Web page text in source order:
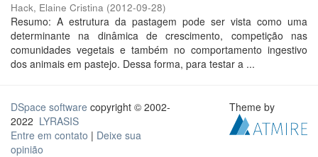
Hack, Elaine Cristina (2012-09-28)
Resumo: A estrutura da pastagem pode ser vista como uma
determinante na dinâmica de crescimento, competição nas
comunidades vegetais e também no comportamento ingestivo
dos animais em pastejo. Dessa forma, para testar a ...
DSpace software copyright © 2002-
2022 LYRASIS
Entre em contato | Deixe sua
opinião
Theme by